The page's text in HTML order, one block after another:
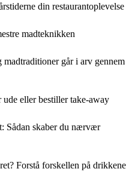
din restaurantoplevelse
madteknikken
går i arv gennem
eller bestiller take-away
Sådan skaber du nærvær
Forstå forskellen på drikkene